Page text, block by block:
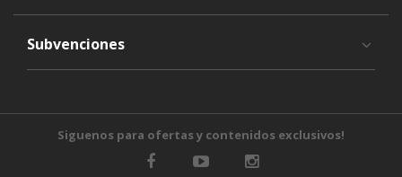
Subvenciones
Siguenos para ofertas y contenidos exclusivos!